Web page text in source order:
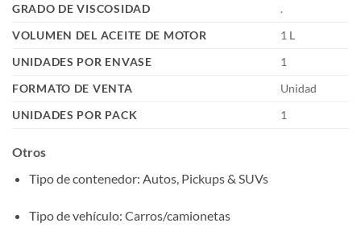
GRADO DE VISCOSIDAD
.
VOLUMEN DEL ACEITE DE MOTOR
1 L
UNIDADES POR ENVASE
1
FORMATO DE VENTA
Unidad
UNIDADES POR PACK
1
Otros
Tipo de contenedor: Autos, Pickups & SUVs
Tipo de vehículo: Carros/camionetas